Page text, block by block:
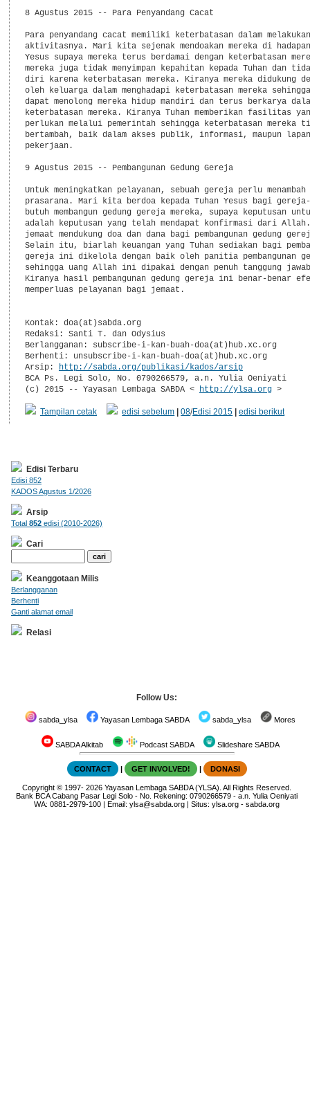
8 Agustus 2015 -- Para Penyandang Cacat
Para penyandang cacat memiliki keterbatasan dalam
aktivitasnya. Mari kita sejenak mendoakan mereka di
Yesus supaya mereka terus berdamai dengan keterbatasan
mereka juga tidak menyimpan kepahitan kepada Tuhan dan
diri karena keterbatasan mereka. Kiranya mereka didukung
oleh keluarga dalam menghadapi keterbatasan mereka
dapat menolong mereka hidup mandiri dan terus berkarya
keterbatasan mereka. Kiranya Tuhan memberikan fasilitas
perlukan melalui pemerintah sehingga keterbatasan mereka
bertambah, baik dalam akses publik, informasi, maupun
pekerjaan.
9 Agustus 2015 -- Pembangunan Gedung Gereja
Untuk meningkatkan pelayanan, sebuah gereja perlu
prasarana. Mari kita berdoa kepada Tuhan Yesus bagi
butuh membangun gedung gereja mereka, supaya keputusan
adalah keputusan yang telah mendapat konfirmasi dari
jemaat mendukung doa dan dana bagi pembangunan gedung
Selain itu, biarlah keuangan yang Tuhan sediakan bagi
gereja ini dikelola dengan baik oleh panitia pembangunan
sehingga uang Allah ini dipakai dengan penuh tanggung
Kiranya hasil pembangunan gedung gereja ini benar-benar
memperluas pelayanan bagi jemaat.
Kontak: doa(at)sabda.org
Redaksi: Santi T. dan Odysius
Berlangganan: subscribe-i-kan-buah-doa(at)hub.xc.org
Berhenti: unsubscribe-i-kan-buah-doa(at)hub.xc.org
Arsip:
http://sabda.org/publikasi/kados/arsip
BCA Ps. Legi Solo, No. 0790266579, a.n. Yulia Oeniyati
(c) 2015 -- Yayasan Lembaga SABDA <
http://ylsa.org >
Tampilan cetak edisi sebelum |08/Edisi 2015 |edisi berikut
Edisi Terbaru
Edisi 852
KADOS Agustus 1/2026
Arsip
Total 852edisi (2010-2026)
Cari
Keanggotaan Milis
Berlangganan
Berhenti
Ganti alamat email
Relasi
Follow Us:
sabda_ylsa Yayasan Lembaga SABDA sabda_ylsa Mores
SABDA Alkitab Podcast SABDA Slideshare SABDA
CONTACT | GET INVOLVED! | DONASI
Copyright © 1997-2026Yayasan Lembaga SABDA (YLSA). All Rights Reserved.
Bank BCA Cabang Pasar Legi Solo - No. Rekening: 0790266579 - a.n. Yulia Oeniyati
WA:0881-2979-100 | Email:ylsa@sabda.org | Situs:ylsa.org -sabda.org